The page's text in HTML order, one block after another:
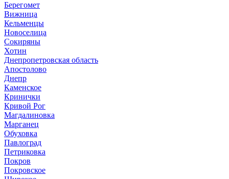
Берегомет
Вижница
Кельменцы
Новоселица
Сокиряны
Хотин
Днепропетровская область
Апостолово
Днепр
Каменское
Кринички
Кривой Рог
Магдалиновка
Марганец
Обуховка
Павлоград
Петриковка
Покров
Покровское